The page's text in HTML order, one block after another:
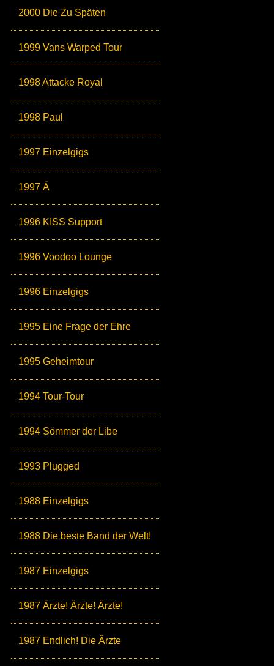
2000 Die Zu Späten
1999 Vans Warped Tour
1998 Attacke Royal
1998 Paul
1997 Einzelgigs
1997 Ä
1996 KISS Support
1996 Voodoo Lounge
1996 Einzelgigs
1995 Eine Frage der Ehre
1995 Geheimtour
1994 Tour-Tour
1994 Sömmer der Libe
1993 Plugged
1988 Einzelgigs
1988 Die beste Band der Welt!
1987 Einzelgigs
1987 Ärzte! Ärzte! Ärzte!
1987 Endlich! Die Ärzte